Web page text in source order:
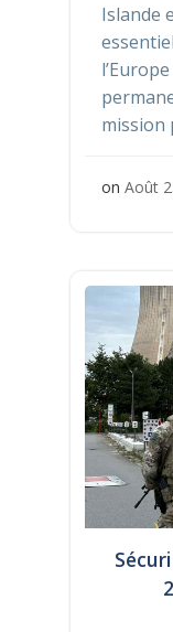
Islande
mission
on Août